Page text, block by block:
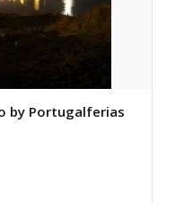
by Portugalferias